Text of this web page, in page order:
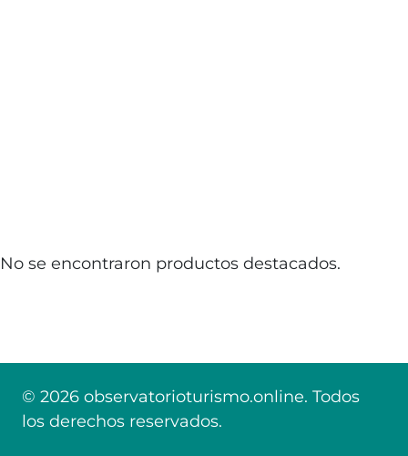
No se encontraron productos destacados.
© 2026 observatorioturismo.online. Todos
los derechos reservados.